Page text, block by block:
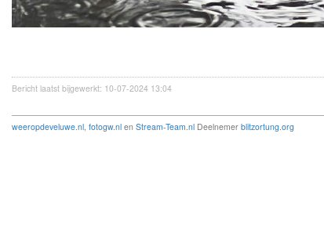
Bericht laatst bijgewerkt: 10-07-2024 13:04
weeropdeveluwe.nl, fotogw.nl en Stream-Team.nl Deelnemer blitzortung.org